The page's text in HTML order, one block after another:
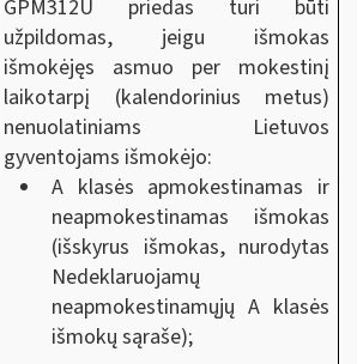
GPM312U priedas turi būti
užpildomas, jeigu išmokas
išmokėjęs asmuo per mokestinį
laikotarpį (kalendorinius metus)
nenuolatiniams Lietuvos
gyventojams išmokėjo:
A klasės apmokestinamas ir
neapmokestinamas išmokas
(išskyrus išmokas, nurodytas
Nedeklaruojamų
neapmokestinamųjų A klasės
išmokų sąraše);